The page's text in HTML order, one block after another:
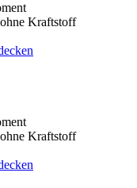
Kraftstoff
Kraftstoff